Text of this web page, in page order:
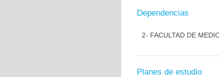
Dependencias
2- FACULTAD DE
Planes de estudio